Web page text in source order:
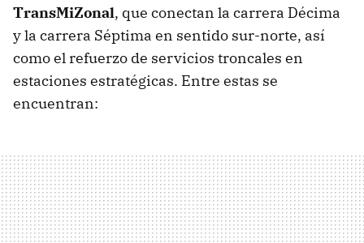
TransMiZonal, que conectan la carrera Décima
y la carrera Séptima en sentido sur-norte, así
como el refuerzo de servicios troncales en
estaciones estratégicas. Entre estas se
encuentran: